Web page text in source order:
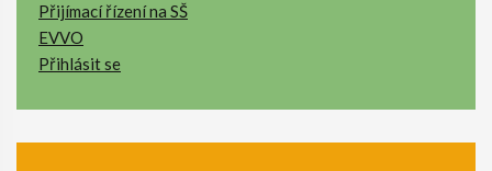
Přijímací řízení na SŠ
EVVO
Přihlásit se